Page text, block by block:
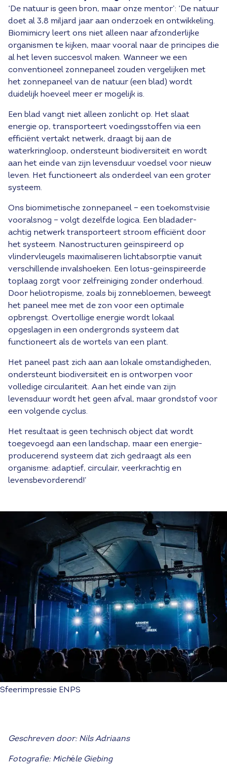
‘De natuur is geen bron, maar onze mentor’: ‘De natuur
doet al 3,8 miljard jaar aan onderzoek en ontwikkeling.
Biomimicry leert ons niet alleen naar afzonderlijke
organismen te kijken, maar vooral naar de principes die
al het leven succesvol maken. Wanneer we een
conventioneel zonnepaneel zouden vergelijken met
het zonnepaneel van de natuur (een blad) wordt
duidelijk hoeveel meer er mogelijk is.
Een blad vangt niet alleen zonlicht op. Het slaat
energie op, transporteert voedingsstoffen via een
efficiënt vertakt netwerk, draagt bij aan de
waterkringloop, ondersteunt biodiversiteit en wordt
aan het einde van zijn levensduur voedsel voor nieuw
leven. Het functioneert als onderdeel van een groter
systeem.
Ons biomimetische zonnepaneel – een toekomstvisie
vooralsnog – volgt dezelfde logica. Een bladader-
achtig netwerk transporteert stroom efficiënt door
het systeem. Nanostructuren geïnspireerd op
vlindervleugels maximaliseren lichtabsorptie vanuit
verschillende invalshoeken. Een lotus-geïnspireerde
toplaag zorgt voor zelfreiniging zonder onderhoud.
Door heliotropisme, zoals bij zonnebloemen, beweegt
het paneel mee met de zon voor een optimale
opbrengst. Overtollige energie wordt lokaal
opgeslagen in een ondergronds systeem dat
functioneert als de wortels van een plant.
Het paneel past zich aan aan lokale omstandigheden,
ondersteunt biodiversiteit en is ontworpen voor
volledige circulariteit. Aan het einde van zijn
levensduur wordt het geen afval, maar grondstof voor
een volgende cyclus.
Het resultaat is geen technisch object dat wordt
toegevoegd aan een landschap, maar een energie-
producerend systeem dat zich gedraagt als een
organisme: adaptief, circulair, veerkrachtig en
levensbevorderend!’
Sfeerimpressie ENPS
Geschreven door: Nils Adriaans
Fotografie: Michéle Giebing